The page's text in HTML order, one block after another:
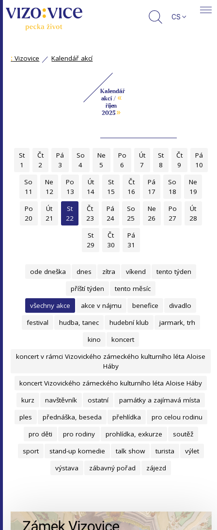
CS
: Vizovice Kalendář akcí
Kalendář
akcí / «
říjen
2025»
St
1
Čt
2
Pá
3
So
4
Ne
5
Po
6
Út
7
St
8
Čt
9
Pá
10
So
11
Ne
12
Po
13
Út
14
St
15
Čt
16
Pá
17
So
18
Ne
19
Po
20
Út
21
St
22
Čt
23
Pá
24
So
25
Ne
26
Po
27
Út
28
St
29
Čt
30
Pá
31
ode dneška dnes zítra víkend
tento týden
příští týden
tento měsíc
všechny akce
akce v nájmu benefice
divadlo
festival
hudba, tanec hudební klub
jarmark, trh
kino
koncert
koncert v rámci Vizovického zámeckého kulturního léta Aloise
Háby
koncert Vizovického zámeckého kulturního léta Aloise Háby
kurz
navštěvník ostatní
památky a zajímavá místa
ples
přednáška, beseda přehlídka
pro celou rodinu
pro děti
pro rodiny prohlídka, exkurze
soutěž
sport
stand-up komedie talk show turista
výlet
výstava
zábavný pořad zájezd